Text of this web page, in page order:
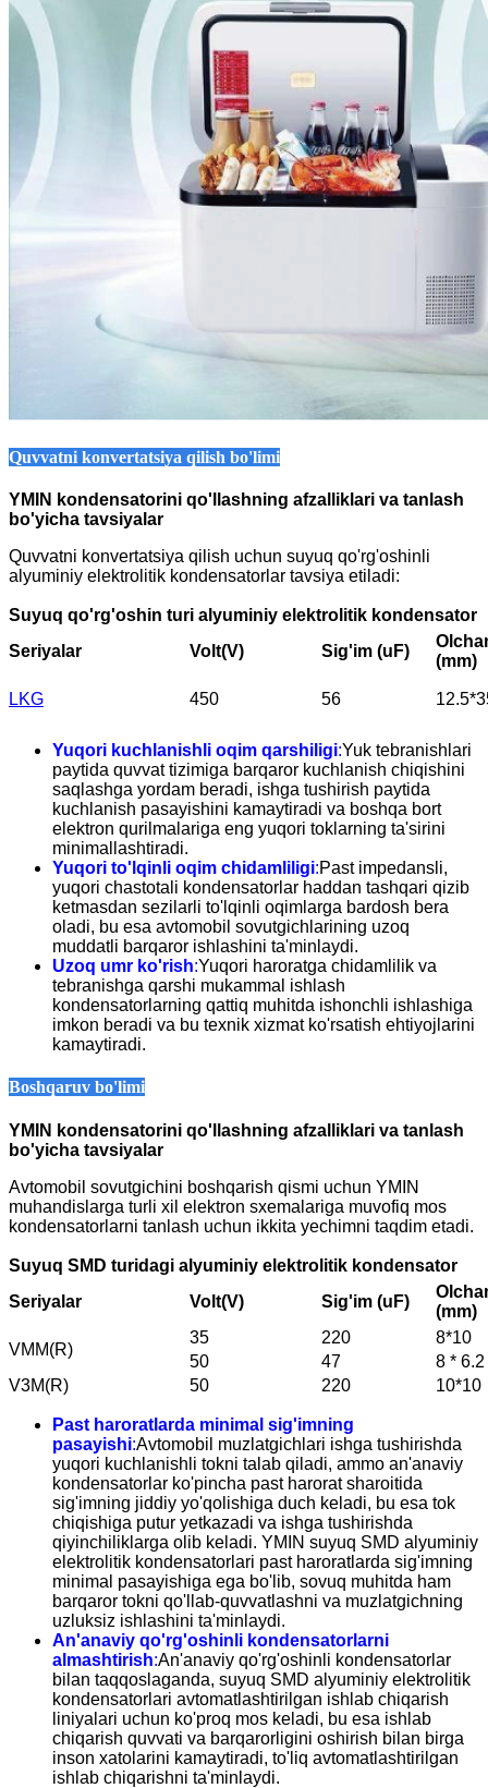
Quvvatni konvertatsiya qilish bo'limi
YMIN kondensatorini qo'llashning afzalliklari va tanlash
bo'yicha tavsiyalar
Quvvatni konvertatsiya qilish uchun suyuq qo'rg'oshinli
alyuminiy elektrolitik kondensatorlar tavsiya etiladi:
Suyuq qo'rg'oshin turi alyuminiy elektrolitik kondensator
Seriyalar
Volt(V) Sig'im (uF)
(mm)
LKG 450 56
Yuqori kuchlanishli oqim qarshiligi:Yuk tebranishlari
paytida quvvat tizimiga barqaror kuchlanish chiqishini
saqlashga yordam beradi, ishga tushirish paytida
kuchlanish pasayishini kamaytiradi va boshqa bort
elektron qurilmalariga eng yuqori toklarning ta'sirini
minimallashtiradi.
Yuqori to'lqinli oqim chidamliligi:Past impedansli,
yuqori chastotali kondensatorlar haddan tashqari qizib
ketmasdan sezilarli to'lqinli oqimlarga bardosh bera
oladi, bu esa avtomobil sovutgichlarining uzoq
muddatli barqaror ishlashini ta'minlaydi.
Uzoq umr ko'rish:Yuqori haroratga chidamlilik va
tebranishga qarshi mukammal ishlash
kondensatorlarning qattiq muhitda ishonchli ishlashiga
imkon beradi va bu texnik xizmat ko'rsatish ehtiyojlarini
kamaytiradi.
Boshqaruv bo'limi
YMIN kondensatorini qo'llashning afzalliklari va tanlash
bo'yicha tavsiyalar
Avtomobil sovutgichini boshqarish qismi uchun YMIN
muhandislarga turli xil elektron sxemalariga muvofiq mos
kondensatorlarni tanlash uchun ikkita yechimni taqdim etadi.
Suyuq SMD turidagi alyuminiy elektrolitik kondensator
Seriyalar
Volt(V) Sig'im (uF)
(mm)
VMM(R)
35 220
8*10
50
47
8 * 6.2
V3M(R)
50 220 10*10
Past haroratlarda minimal sig'imning
pasayishi:Avtomobil muzlatgichlari ishga tushirishda
yuqori kuchlanishli tokni talab qiladi, ammo an'anaviy
kondensatorlar ko'pincha past harorat sharoitida
sig'imning jiddiy yo'qolishiga duch keladi, bu esa tok
chiqishiga putur yetkazadi va ishga tushirishda
qiyinchiliklarga olib keladi. YMIN suyuq SMD alyuminiy
elektrolitik kondensatorlari past haroratlarda sig'imning
minimal pasayishiga ega bo'lib, sovuq muhitda ham
barqaror tokni qo'llab-quvvatlashni va muzlatgichning
uzluksiz ishlashini ta'minlaydi.
An'anaviy qo'rg'oshinli kondensatorlarni
almashtirish:An'anaviy qo'rg'oshinli kondensatorlar
bilan taqqoslaganda, suyuq SMD alyuminiy elektrolitik
kondensatorlari avtomatlashtirilgan ishlab chiqarish
liniyalari uchun ko'proq mos keladi, bu esa ishlab
chiqarish quvvati va barqarorligini oshirish bilan birga
inson xatolarini kamaytiradi, to'liq avtomatlashtirilgan
ishlab chiqarishni ta'minlaydi.